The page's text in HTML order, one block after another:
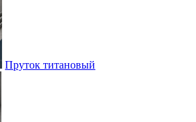
Пруток титановый